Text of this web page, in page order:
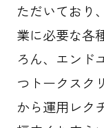
ただいており
業に必要な各
ろん、エンド
つトークスク
から運用レク